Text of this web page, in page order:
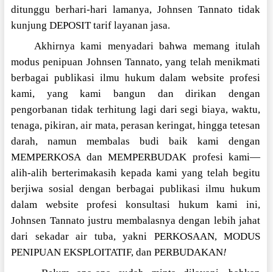
ditunggu berhari-hari lamanya, Johnsen Tannato tidak
kunjung DEPOSIT tarif layanan jasa.
Akhirnya kami menyadari bahwa memang itulah
modus penipuan Johnsen Tannato, yang telah menikmati
berbagai publikasi ilmu hukum dalam website profesi
kami, yang kami bangun dan dirikan dengan
pengorbanan tidak terhitung lagi dari segi biaya, waktu,
tenaga, pikiran, air mata, perasan keringat, hingga tetesan
darah, namun membalas budi baik kami dengan
MEMPERKOSA dan MEMPERBUDAK profesi kami—
alih-alih berterimakasih kepada kami yang telah begitu
berjiwa sosial dengan berbagai publikasi ilmu hukum
dalam website profesi konsultasi hukum kami ini,
Johnsen Tannato justru membalasnya dengan lebih jahat
dari sekadar air tuba, yakni PERKOSAAN, MODUS
PENIPUAN EKSPLOITATIF, dan PERBUDAKAN!